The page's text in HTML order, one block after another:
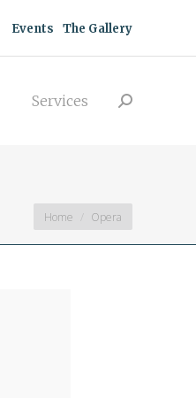
Events The Gallery
Services Search:
You are here:
Home Opera
Artists
Search: